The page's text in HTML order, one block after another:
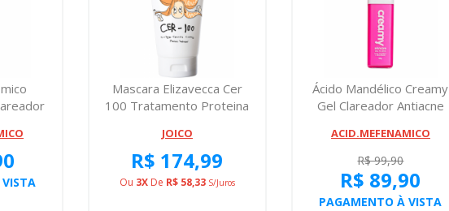
Mascara Elizavecca Cer
100 Tratamento Proteina
JOICO
R$ 174,99
Ou 3XDe R$ 58,33 S/juros
Ácido Mandélico Creamy
Gel Clareador Antiacne
ACID.MEFENAMICO
R$ 99,90
R$ 89,90
PAGAMENTO À VISTA